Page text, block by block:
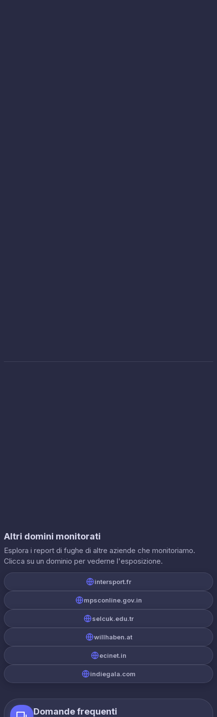
Altri domini monitorati
Esplora i report di fughe di altre aziende che monitoriamo.
Clicca su un dominio per vederne l'esposizione.
intersport.fr
mpsconline.gov.in
selcuk.edu.tr
willhaben.at
ecinet.in
indiegala.com
Domande frequenti